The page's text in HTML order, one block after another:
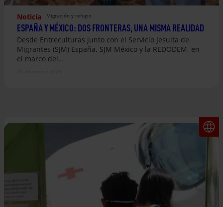
Noticia Migración y refugio
ESPAÑA Y MÉXICO: DOS FRONTERAS, UNA MISMA REALIDAD
Desde Entreculturas junto con el Servicio Jesuita de
Migrantes (SJM) España, SJM México y la REDODEM, en
el marco del…